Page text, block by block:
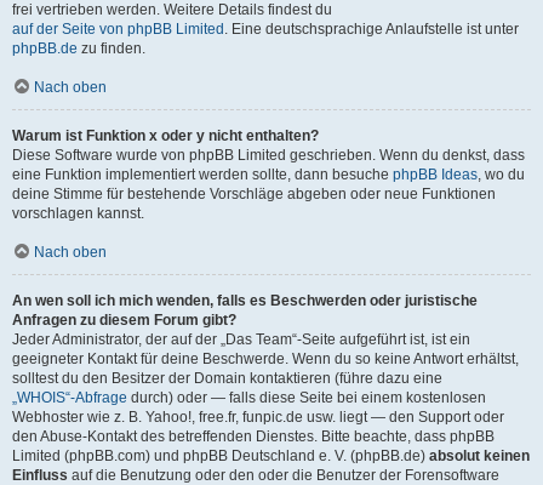
frei vertrieben werden. Weitere Details findest du
auf der Seite von phpBB Limited . Eine deutschsprachige Anlaufstelle ist unter
phpBB.de zu finden.
Nach oben
Warum ist Funktion x oder y nicht enthalten?
Diese Software wurde von phpBB Limited geschrieben. Wenn du denkst, dass
eine Funktion implementiert werden sollte, dann besuche phpBB Ideas, wo du
deine Stimme für bestehende Vorschläge abgeben oder neue Funktionen
vorschlagen kannst.
Nach oben
An wen soll ich mich wenden, falls es Beschwerden oder juristische
Anfragen zu diesem Forum gibt?
Jeder Administrator, der auf der „Das Team“-Seite aufgeführt ist, ist ein
geeigneter Kontakt für deine Beschwerde. Wenn du so keine Antwort erhältst,
solltest du den Besitzer der Domain kontaktieren (führe dazu eine
„WHOIS“-Abfrage durch) oder — falls diese Seite bei einem kostenlosen
Webhoster wie z. B. Yahoo!, free.fr, funpic.de usw. liegt — den Support oder
den Abuse-Kontakt des betreffenden Dienstes. Bitte beachte, dass phpBB
Limited (phpBB.com) und phpBB Deutschland e. V. (phpBB.de) absolut keinen
Einfluss auf die Benutzung oder den oder die Benutzer der Forensoftware